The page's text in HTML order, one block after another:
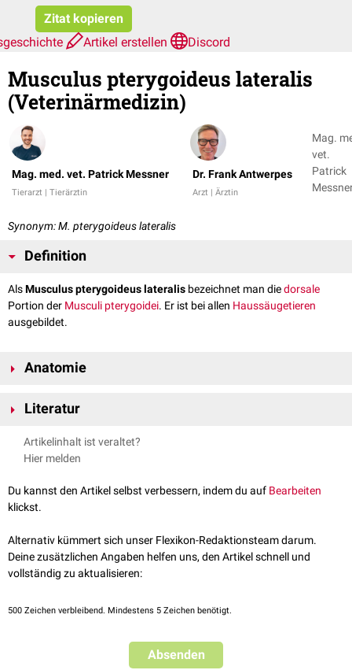
Zitat kopieren
Artikel erstellen Discord
Musculus pterygoideus lateralis
(Veterinärmedizin)
Mag. med. vet. Patrick Messner
Tierarzt | Tierärztin
Dr. Frank Antwerpes
Arzt | Ärztin
Mag.
vet.
Patrick
Synonym: M. pterygoideus lateralis
Definition
AlsMusculus pterygoideus lateralis bezeichnet man diedorsale
Portion der Musculi pterygoidei. Er ist bei allen Haussäugetieren
ausgebildet.
Anatomie
der
Trigeminusmuskeln
pterygoideus medialisunterschieden werden.
DerMuskelentspringt, zusammen mit dem Musculus pterygoideus
medialis, am
Processus condylaris erstrecken kann.
Funktion
Vorziehen des Unterkiefers, v.a. bei weiter Öffnung der
des Nervus mandibularis
Literatur
Messner, Patrick, Renkin, Maria. Anatomie des aktiven & passiven
Bewegungsapparates der Haussäugetiere. Band III (Myologie).
Artikelinhalt ist veraltet?
Hier melden
Du kannst den Artikel selbst verbessern, indem du auf Bearbeiten
klickst.
Alternativ kümmert sich unser Flexikon-Redaktionsteam darum.
Deine zusätzlichen Angaben helfen uns, den Artikel schnell und
vollständig zu aktualisieren:
500 Zeichen verbleibend. Mindestens 5 Zeichen benötigt.
Absenden